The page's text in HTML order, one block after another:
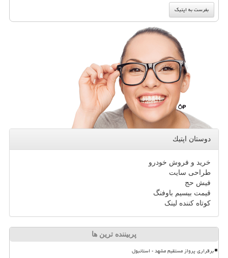
دوستان اپتیك
خرید و فروش خودرو
طراحی سایت
فیش حج
قیمت بیسیم باوفنگ
کوتاه کننده لینک
پربیننده ترین ها
برقراری پرواز مستقیم مشهد - استانبول